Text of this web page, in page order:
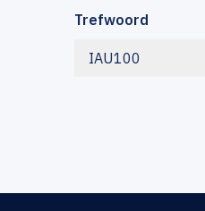
Trefwoord
IAU100